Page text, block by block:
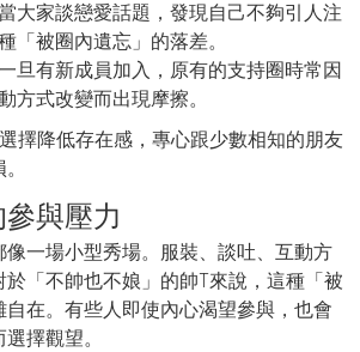
大家談戀愛話題，發現自己不夠引人注
「被圈內遺忘」的落差。
一旦有新成員加入，原有的支持圈時常因
方式改變而出現摩擦。
擇降低存在感，專心跟少數相知的朋友
與壓力
一場小型秀場。服裝、談吐、互動方
「不帥也不娘」的帥T來說，這種「被
在。有些人即使內心渴望參與，也會
擇觀望。